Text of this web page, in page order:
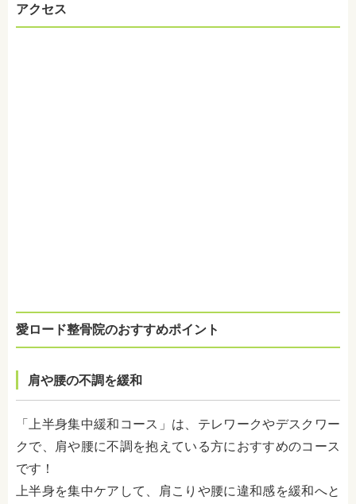
アクセス
愛ロード整骨院のおすすめポイント
肩や腰の不調を緩和
「上半身集中緩和コース」は、テレワークやデスクワー
クで、肩や腰に不調を抱えている方におすすめのコース
です！
上半身を集中ケアして、肩こりや腰に違和感を緩和へと